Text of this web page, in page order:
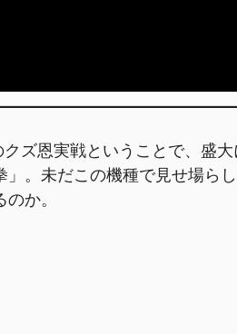
ズ恩実戦ということで、盛大
。未だこの機種で見せ場ら
か。